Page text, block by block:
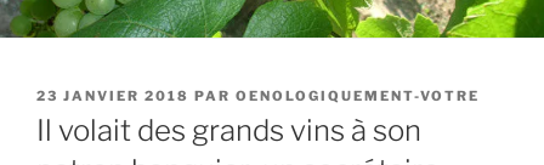
PUBLIÉ
LE
23 JANVIER 2018 PAR OENOLOGIQUEMENT-VOTRE
Il volait des grands vins à son